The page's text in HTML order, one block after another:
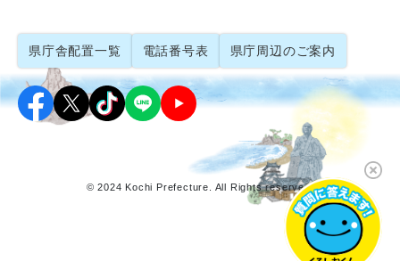
県庁舎配置一覧 電話番号表 県庁周辺のご案内
© 2024 Kochi Prefecture. All Rights reserved.